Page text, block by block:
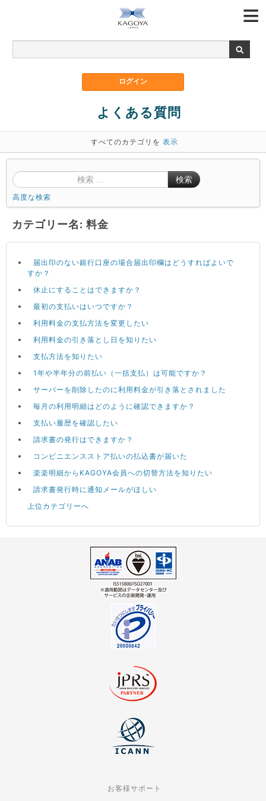
よくある質問
すべてのカテゴリを 表示
検索
高度な検索
カテゴリー名: 料金
届出印のない銀行口座の場合届出印欄はどうすればよいで
すか？
休止にすることはできますか？
最初の支払いはいつですか？
利用料金の支払方法を変更したい
利用料金の引き落とし日を知りたい
支払方法を知りたい
1年や半年分の前払い（一括支払）は可能ですか？
サーバーを削除したのに利用料金が引き落とされました
毎月の利用明細はどのように確認できますか？
支払い履歴を確認したい
請求書の発行はできますか？
コンビニエンスストア払いの払込書が届いた
楽楽明細からKAGOYA会員への切替方法を知りたい
請求書発行時に通知メールがほしい
上位カテゴリーへ
お客様サポート